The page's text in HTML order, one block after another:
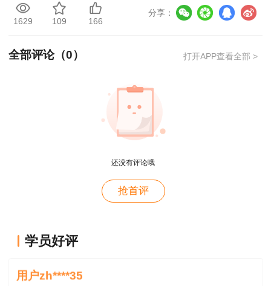
快专递”方式领取证书。考生通过扫描以下二维码
办理证书邮寄，办理证书邮寄业务时请考生务必认
（证书邮寄扫二维码办理）
联系电话：（0832）8119810
1629 109 166
分享：
全部评论（0） 打开APP查看全部 >
还没有评论哦
抢首评
学员好评
用户m1****68
用户zh****35